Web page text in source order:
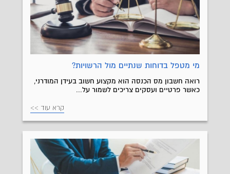
מי מטפל בדוחות שנתיים מול הרשויות?
רואה חשבון מס הכנסה הוא מקצוע חשוב בעידן המודרני,
כאשר פרטיים ועסקים צריכים לשמור על...
קרא עוד >>